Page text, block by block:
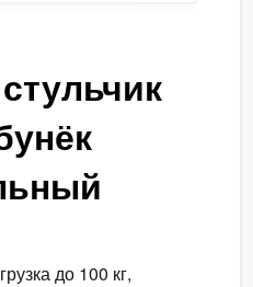
до 100 кг,